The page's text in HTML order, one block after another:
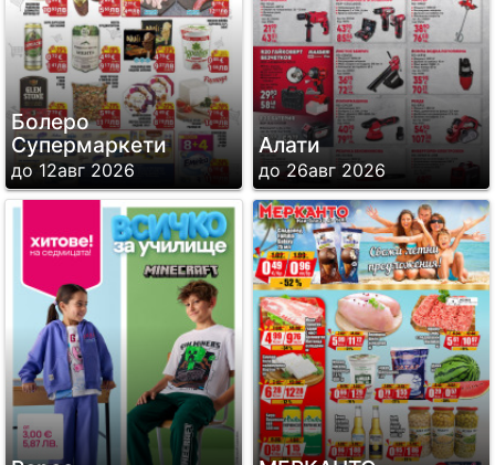
Болеро
Супермаркети
до 12авг 2026
Алати
до 26авг 2026